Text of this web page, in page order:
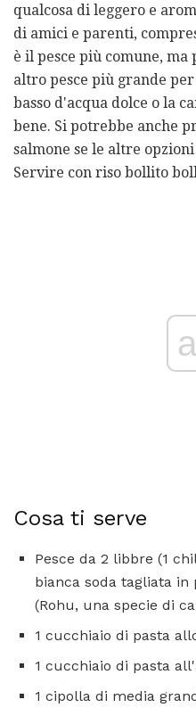
qualcosa di leggero e
di amici e parenti,
è il pesce più comune, ma
altro pesce più grande
basso d'acqua dolce o la
bene. Si potrebbe anche
salmone se le altre
Servire con riso bollito
Cosa ti serve
Pesce da 2 libbre (1
bianca soda tagliata in
(Rohu, una specie di
1 cucchiaio di pasta
1 cucchiaio di pasta
1 cipolla di media